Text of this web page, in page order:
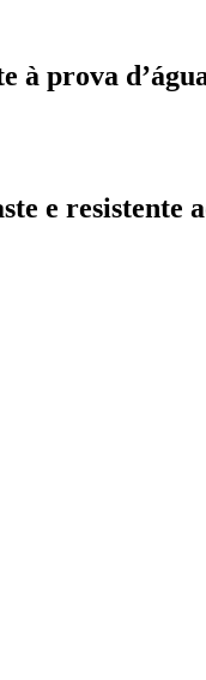
à prova
e resistente